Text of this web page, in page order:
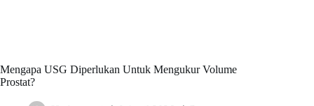
Mengapa USG Diperlukan Untuk Mengukur Volume
Prostat?